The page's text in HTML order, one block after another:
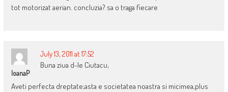
tot motorizat aerian. concluzia? sa o traga fiecare
IoanaP
July 13, 2011 at 17:52
Buna ziua d-le Ciutacu,
Aveti perfecta dreptate;asta e societatea noastra si micimea,plus